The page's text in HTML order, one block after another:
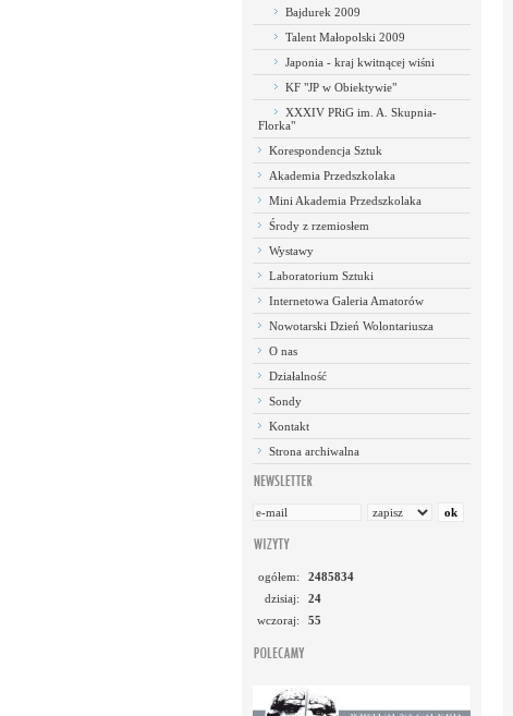
Bajdurek 2009
Talent Małopolski 2009
Japonia - kraj kwitnącej wiśni
KF "JP w Obiektywie"
XXXIV PRiG im. A. Skupnia-
Florka"
Korespondencja Sztuk
Akademia Przedszkolaka
Mini Akademia Przedszkolaka
Środy z rzemiosłem
Wystawy
Laboratorium Sztuki
Internetowa Galeria Amatorów
Nowotarski Dzień Wolontariusza
O nas
Działalność
Sondy
Kontakt
Strona archiwalna
ogółem:
2485834
dzisiaj:
24
wczoraj:
55